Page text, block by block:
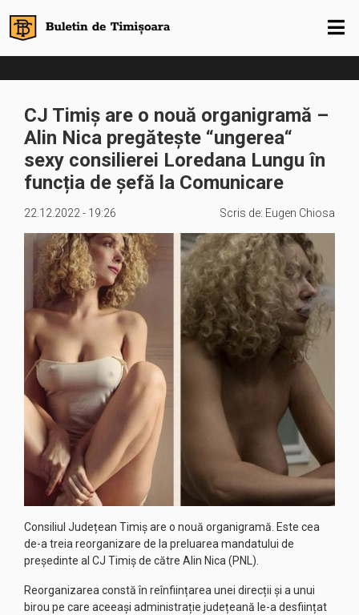
CJ Timiș are o nouă organigramă –
Alin Nica pregătește “ungerea“
sexy consilierei Loredana Lungu în
funcția de șefă la Comunicare
22.12.2022 - 19:26 Scris de: Eugen Chiosa
Consiliul Județean Timiș are o nouă organigramă. Este cea
de-a treia reorganizare de la preluarea mandatului de
președinte al CJ Timiș de către Alin Nica (PNL).
Reorganizarea constă în reînființarea unei direcții și a unui
birou pe care aceeași administrație județeană le-a desființat